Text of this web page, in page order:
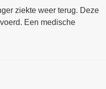
ziekte weer terug. Deze
Een medische